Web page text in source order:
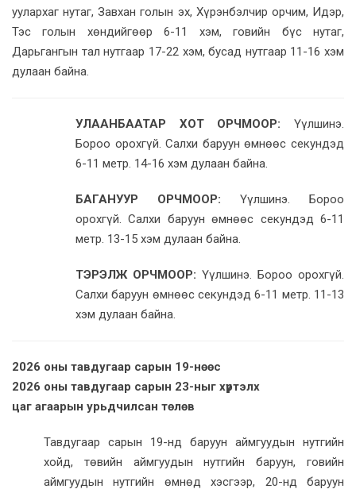
уулархаг нутаг, Завхан голын эх, Хүрэнбэлчир орчим, Идэр,
Тэс голын хөндийгөөр 6-11 хэм, говийн бүс нутаг,
Дарьгангын тал нутгаар 17-22 хэм, бусад нутгаар 11-16 хэм
дулаан байна.
УЛААНБААТАР ХОТ ОРЧМООР: Үүлшинэ.
Бороо орохгүй. Салхи баруун өмнөөс секундэд
6-11 метр. 14-16 хэм дулаан байна.
БАГАНУУР ОРЧМООР: Үүлшинэ. Бороо
орохгүй. Салхи баруун өмнөөс секундэд 6-11
метр. 13-15 хэм дулаан байна.
ТЭРЭЛЖ ОРЧМООР: Үүлшинэ. Бороо орохгүй.
Салхи баруун өмнөөс секундэд 6-11 метр. 11-13
хэм дулаан байна.
2026 оны тавдугаар сарын 19-нөөс
2026 оны тавдугаар сарын 23-ныг хүртэлх
цаг агаарын урьдчилсан төлөв
Тавдугаар сарын 19-нд баруун аймгуудын нутгийн
хойд, төвийн аймгуудын нутгийн баруун, говийн
аймгуудын нутгийн өмнөд хэсгээр, 20-нд баруун